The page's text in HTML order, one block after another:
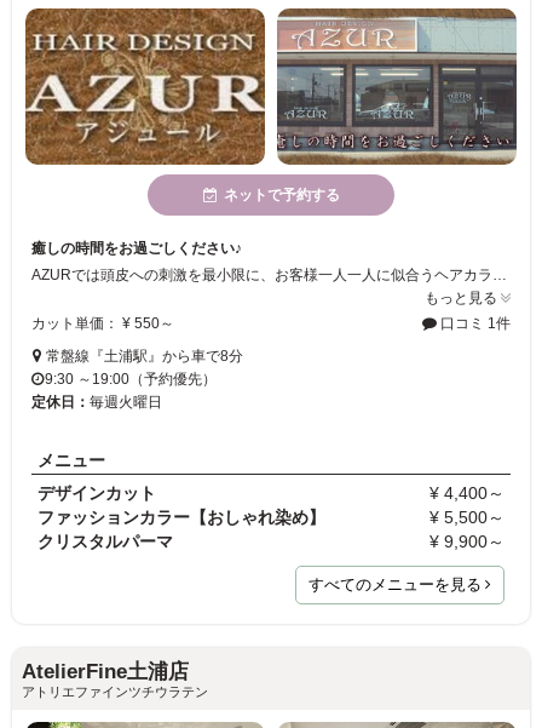
ネットで予約する
癒しの時間をお過ごしください♪
AZURでは頭皮への刺激を最小限に、お客様一人一人に似合うヘアカラーレシピを作り、ご提案します！自宅でもお手入れや再現のしやすいカットを提供していますので、是非、一度ご来店してお試しください♪
もっと見る
カット単価： ¥ 550～
口コミ 1件
常盤線『土浦駅』から車で8分
9:30 ～19:00（予約優先）
定休日： 毎週火曜日
メニュー
デザインカット
¥ 4,400～
ファッションカラー【おしゃれ染め】
¥ 5,500～
クリスタルパーマ
¥ 9,900～
すべてのメニューを見る
AtelierFine土浦店
アトリエファインツチウラテン